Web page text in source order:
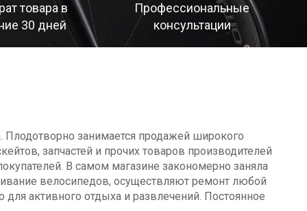
товара в
30 дней
Профессиональные
консультации
Плодотворно занимается продажей широкого
запчастей и прочих товаров производителей
В самом магазине закономерно заняла
велосипедов, осуществляют ремонт любой
для активного отдыха и развлечений. Постоянное